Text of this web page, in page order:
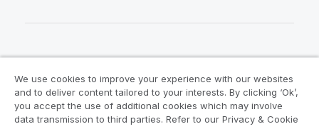
Acuerdos legales
Condiciones del producto
Legal Policies
Política legal
We use cookies to improve your experience with our websites
and to deliver content tailored to your interests. By clicking ‘Ok’,
you accept the use of additional cookies which may involve
data transmission to third parties. Refer to our Privacy & Cookie